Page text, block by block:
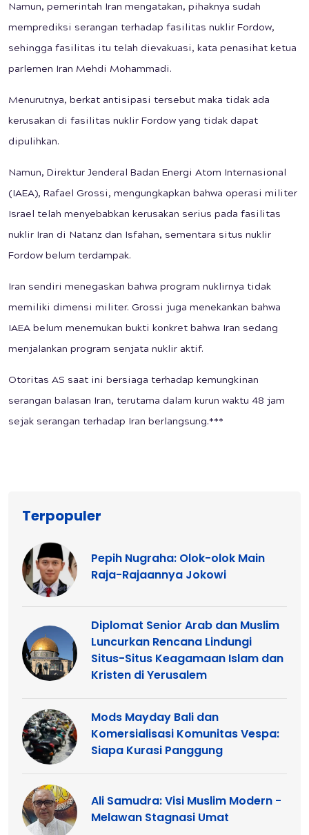
Namun, pemerintah Iran mengatakan, pihaknya sudah
memprediksi serangan terhadap fasilitas nuklir Fordow,
sehingga fasilitas itu telah dievakuasi, kata penasihat ketua
parlemen Iran Mehdi Mohammadi.
Menurutnya, berkat antisipasi tersebut maka tidak ada
kerusakan di fasilitas nuklir Fordow yang tidak dapat
dipulihkan.
Namun, Direktur Jenderal Badan Energi Atom Internasional
(IAEA), Rafael Grossi, mengungkapkan bahwa operasi militer
Israel telah menyebabkan kerusakan serius pada fasilitas
nuklir Iran di Natanz dan Isfahan, sementara situs nuklir
Fordow belum terdampak.
Iran sendiri menegaskan bahwa program nuklirnya tidak
memiliki dimensi militer. Grossi juga menekankan bahwa
IAEA belum menemukan bukti konkret bahwa Iran sedang
menjalankan program senjata nuklir aktif.
Otoritas AS saat ini bersiaga terhadap kemungkinan
serangan balasan Iran, terutama dalam kurun waktu 48 jam
sejak serangan terhadap Iran berlangsung.***
Terpopuler
Pepih Nugraha: Olok-olok Main
Raja-Rajaannya Jokowi
Diplomat Senior Arab dan Muslim
Luncurkan Rencana Lindungi
Situs-Situs Keagamaan Islam dan
Kristen di Yerusalem
Mods Mayday Bali dan
Komersialisasi Komunitas Vespa:
Siapa Kurasi Panggung
Ali Samudra: Visi Muslim Modern -
Melawan Stagnasi Umat